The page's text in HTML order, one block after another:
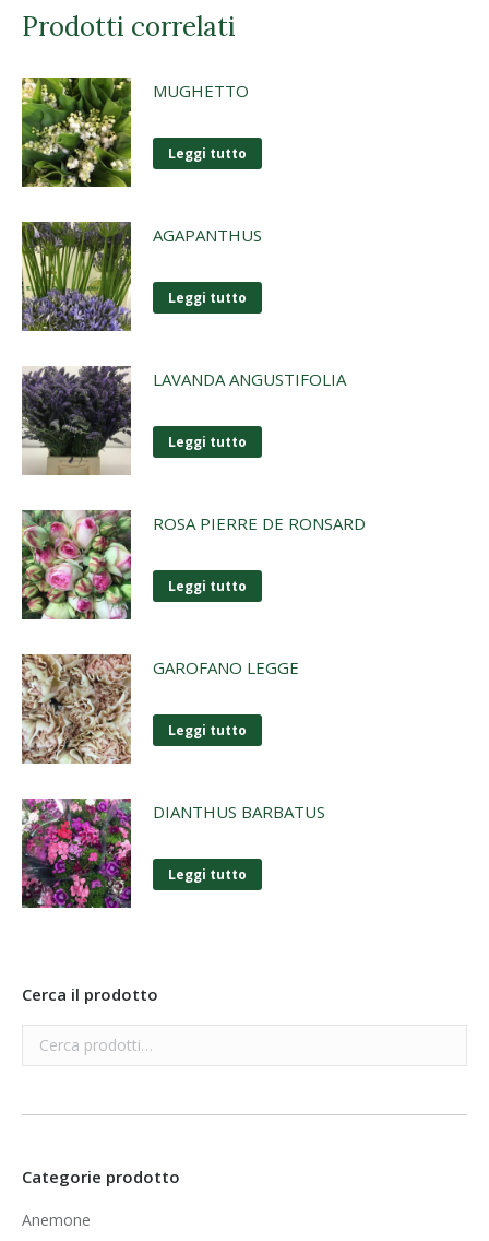
Prodotti correlati
MUGHETTO
Leggi tutto
AGAPANTHUS
Leggi tutto
LAVANDA ANGUSTIFOLIA
Leggi tutto
ROSA PIERRE DE RONSARD
Leggi tutto
GAROFANO LEGGE
Leggi tutto
DIANTHUS BARBATUS
Leggi tutto
Cerca il prodotto
Categorie prodotto
Anemone